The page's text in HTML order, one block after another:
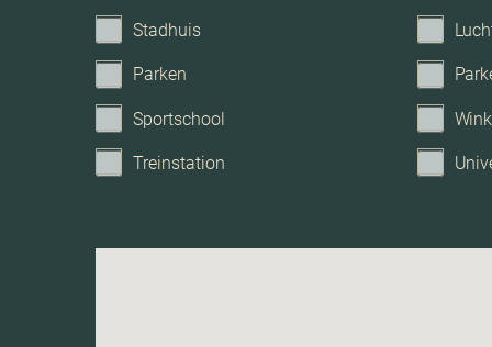
Tuintypes
Stadhuis
Parken
Sportschool
Treinstation